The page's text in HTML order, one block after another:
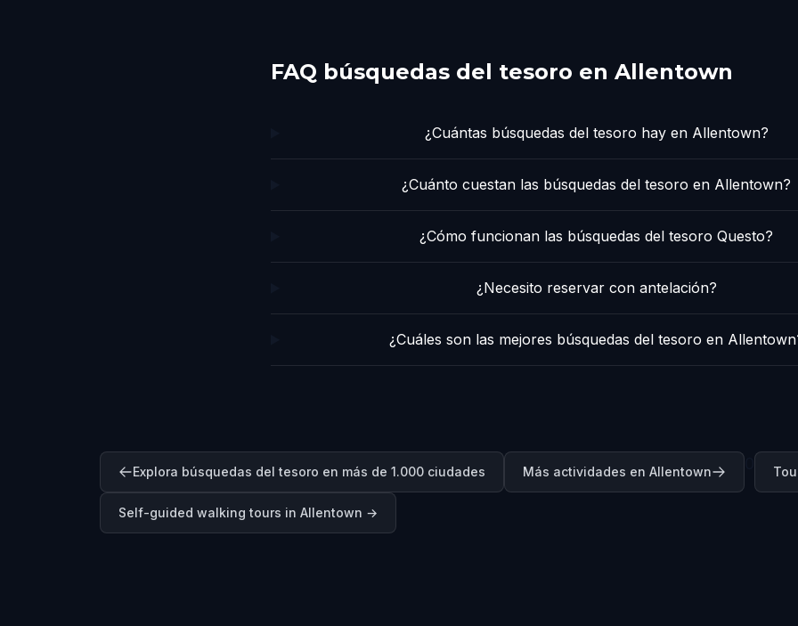
FAQ búsquedas del tesoro en Allentown
¿Cuántas búsquedas del tesoro hay en Allentown?
¿Cuánto cuestan las búsquedas del tesoro en Allentown?
¿Cómo funcionan las búsquedas del tesoro Questo?
¿Necesito reservar con antelación?
¿Cuáles son las mejores búsquedas del tesoro en
Explora búsquedas del tesoro en más de 1.000 ciudades Más actividades en Allentown
Self-guided walking tours in Allentown →